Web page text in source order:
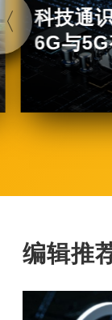
科技通
6G与
编辑推